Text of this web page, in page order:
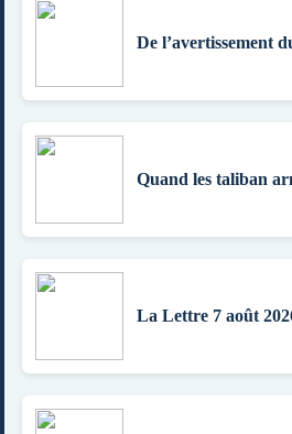
De l’avertissement
Quand les taliban
La Lettre 7 août